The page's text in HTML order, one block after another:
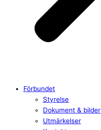
Förbundet
Styrelse
Dokument & bilder
Utmärkelser